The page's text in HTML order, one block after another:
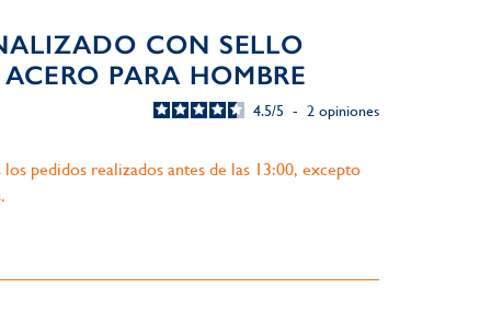
CON SELLO
PARA HOMBRE
4.5/5 - 2 opiniones
pedidos realizados antes de las 13:00, excepto